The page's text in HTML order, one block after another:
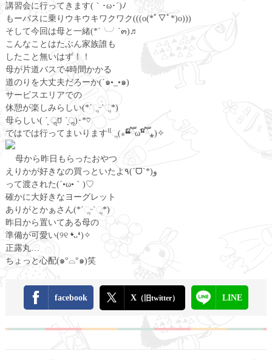
講習会に行ってきます(｀･ω･´)ﾉ
もーバスに乗りウキウキワクワク(((o(*ﾟ▽ﾟ*)o)))
そして今回は母と一緒(*´╰╯`๓)♬
こんなことはたぶん家族誰も
したこと無いはず！！
母が片道バスで4時間かかる
道のりを大丈夫だろーか(´๑•_•๑)
サービスエリアでの
休憩が楽しみらしい(*ˊૢᵕˋૢ*)
母らしい( ´͈ ॢꇴ `͈ॢ)･*♡
ではでは行ってまいります⁽⁽ૢ(⁎❝ົཽω❝ົཽ⁎)✧
母から昨日もらったおやつ
えりかが好きなの買っといたよ٩(ˊᗜˋ*)و
って渡された(´•ω•｀)♡
確かに大好きなヨーグレット
ありがとかぁさん(*ˊૢᵕˋૢ*)
昨日から置いてある母の
準備が可愛い(୨୧ ❛ᴗ❛)✧
正露丸…
ちょっと心配(๑°⌓°๑)笑
facebook X（旧twitter） LINE